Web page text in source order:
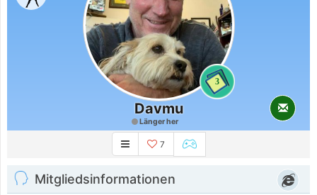
3
Davmu
Länger her
7
Mitgliedsinformationen